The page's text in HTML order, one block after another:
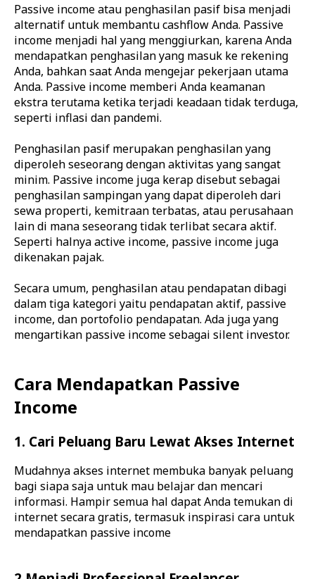
Passive income atau penghasilan pasif bisa menjadi
alternatif untuk membantu cashflow Anda. Passive
income menjadi hal yang menggiurkan, karena Anda
mendapatkan penghasilan yang masuk ke rekening
Anda, bahkan saat Anda mengejar pekerjaan utama
Anda. Passive income memberi Anda keamanan
ekstra terutama ketika terjadi keadaan tidak terduga,
seperti inflasi dan pandemi.
Penghasilan pasif merupakan penghasilan yang
diperoleh seseorang dengan aktivitas yang sangat
minim. Passive income juga kerap disebut sebagai
penghasilan sampingan yang dapat diperoleh dari
sewa properti, kemitraan terbatas, atau perusahaan
lain di mana seseorang tidak terlibat secara aktif.
Seperti halnya active income, passive income juga
dikenakan pajak.
Secara umum, penghasilan atau pendapatan dibagi
dalam tiga kategori yaitu pendapatan aktif, passive
income, dan portofolio pendapatan. Ada juga yang
mengartikan passive income sebagai silent investor.
Cara Mendapatkan Passive
Income
1. Cari Peluang Baru Lewat Akses Internet
Mudahnya akses internet membuka banyak peluang
bagi siapa saja untuk mau belajar dan mencari
informasi. Hampir semua hal dapat Anda temukan di
internet secara gratis, termasuk inspirasi cara untuk
mendapatkan passive income